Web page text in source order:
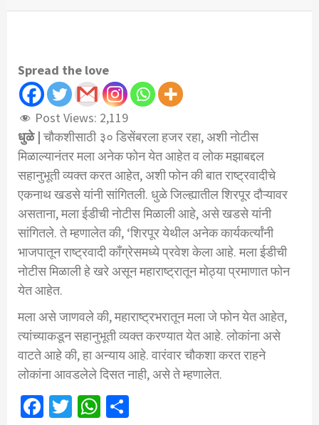
Spread the love
Post Views: 2,119
धुळे |चौकशीसाठी ३० डिसेंबरला हजर रहा, अशी नोटीस
मिळाल्यानंतर मला अनेक फोन येत आहेत व लोक मझाबद्दल
सहानुभूती व्यक्त करत आहेत, अशी फोन की बात राष्ट्रवादीचे
एकनाथ खडसे यांनी सांगितली. धुळे जिल्ह्यातील शिरपूर दौऱ्यावर
असताना, मला ईडीची नोटीस मिळाली आहे, असे खडसे यांनी
सांगितले. ते म्हणालेत की, ‘शिरपूर येथील अनेक कार्यकर्त्यांनी
भाजपातून राष्ट्रवादी काँग्रेसमध्ये प्रवेश केला आहे. मला ईडीची
नोटीस मिळाली हे खरे असून महाराष्ट्रातून मोठ्या प्रमाणात फोन
येत आहेत.
मला असे जाणवले की, महाराष्ट्रभरातून मला जे फोन येत आहेत,
त्यांच्याकडून सहानुभूती व्यक्त करण्यात येत आहे. लोकांना असे
वाटते आहे की, हा अन्याय आहे. वारंवार चौकशा करत राहने
लोकांना आवडलेले दिसत नाही, असे ते म्हणालेत.
Facebook
TwitterWhatsApp